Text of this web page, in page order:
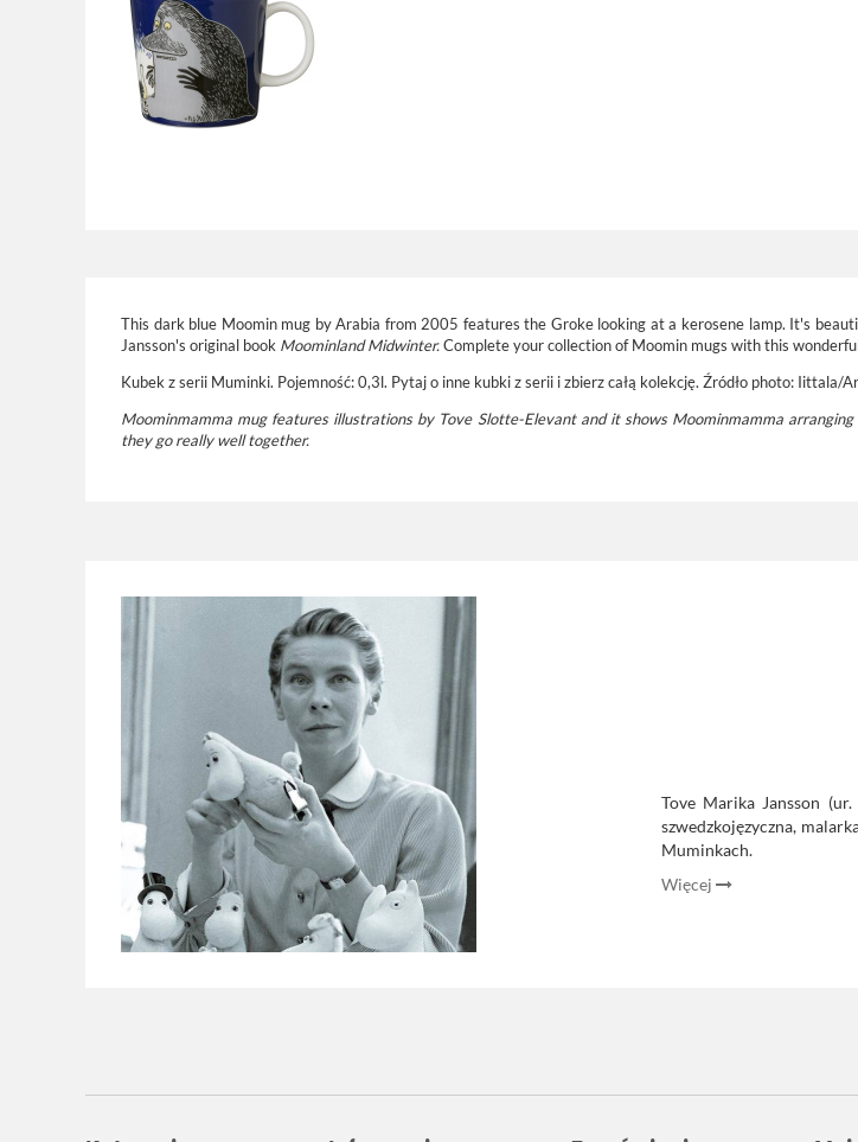
This dark blue Moomin mug by Arabia from 2005 features the Groke looking at a kerosene lamp. It's
Jansson's original book Moominland Midwinter.Complete your collection of Moomin mugs with this
Kubek z serii Muminki. Pojemność: 0,3l. Pytaj o inne kubki z serii i zbierz całą kolekcję. Źródło photo: Iittala/
Moominmamma mug features illustrations by Tove Slotte-Elevant and it shows Moominmamma
they go really well together.
Tove Marika Jansson
szwedzkojęzyczna,
Muminkach.
Więcej